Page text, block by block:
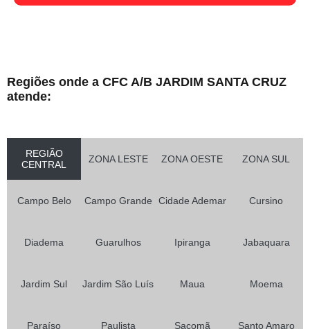
Regiões onde a CFC A/B JARDIM SANTA CRUZ
atende:
REGIÃO
CENTRAL
ZONA LESTE ZONA OESTE ZONA SUL
Campo Belo Campo Grande Cidade Ademar Cursino
Diadema Guarulhos Ipiranga Jabaquara
Jardim Sul Jardim São Luís Maua Moema
Paraíso Paulista Sacomã Santo Amaro